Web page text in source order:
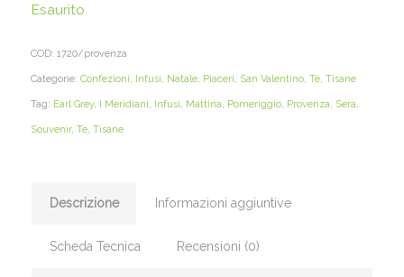
Esaurito
COD: 1720/provenza
Categorie: Confezioni, Infusi, Natale, Piaceri, San Valentino, Tè, Tisane
Tag: Earl Grey, I Meridiani, Infusi, Mattina, Pomeriggio, Provenza, Sera,
Souvenir, Tè, Tisane
Descrizione Informazioni aggiuntive
Scheda Tecnica Recensioni (0)